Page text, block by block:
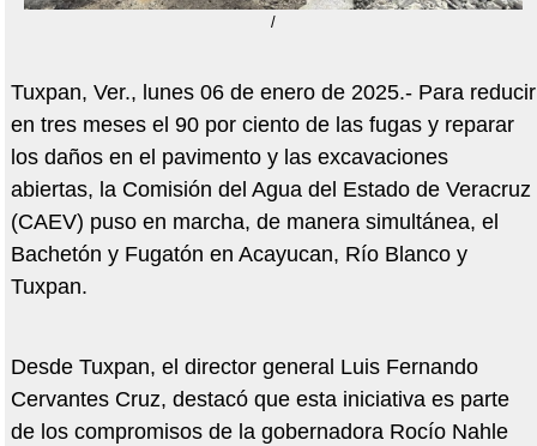
/
Tuxpan, Ver., lunes 06 de enero de 2025.- Para reducir
en tres meses el 90 por ciento de las fugas y reparar
los daños en el pavimento y las excavaciones
abiertas, la Comisión del Agua del Estado de Veracruz
(CAEV) puso en marcha, de manera simultánea, el
Bachetón y Fugatón en Acayucan, Río Blanco y
Tuxpan.
Desde Tuxpan, el director general Luis Fernando
Cervantes Cruz, destacó que esta iniciativa es parte
de los compromisos de la gobernadora Rocío Nahle